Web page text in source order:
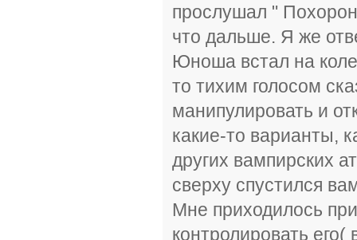
прослушал "
что дальше. Я же
Юноша встал на
то тихим голосом
манипулировать и
какие-то варианты,
других вампирских
сверху спустился
Мне приходилось
контролировать